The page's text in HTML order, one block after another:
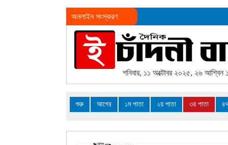
অনলাইন সংস্করণ
শনিবার, ১১ অক্টোবর ২০২৫, ২৬ আশ্বিন
শুরু আগের ১ম পাতা ২য় পাতা ৩য় পাতা